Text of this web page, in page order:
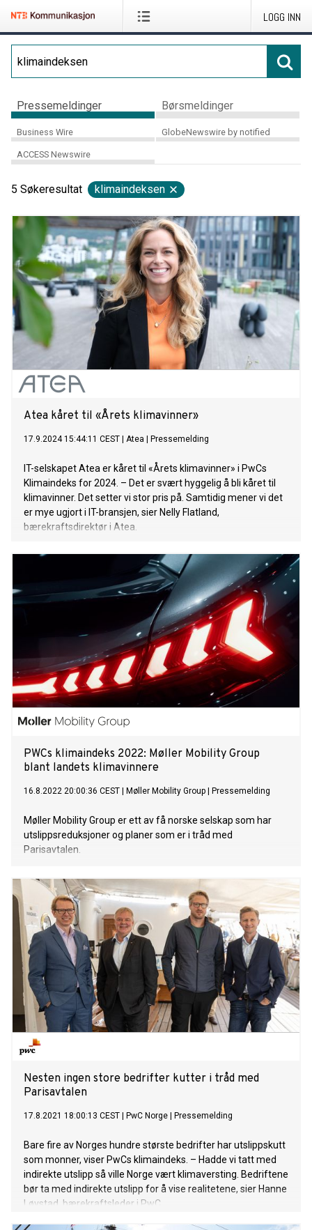
LOGG INN
Pressemeldinger Børsmeldinger
Business Wire GlobeNewswire by notified
ACCESS Newswire
5 Søkeresultat klimaindeksen
Atea kåret til «Årets klimavinner»
17.9.2024 15:44:11 CEST Atea Pressemelding
IT-selskapet Atea er kåret til «Årets klimavinner» i PwCs
Klimaindeks for 2024. – Det er svært hyggelig å bli kåret til
klimavinner. Det setter vi stor pris på. Samtidig mener vi det
er mye ugjort i IT-bransjen, sier Nelly Flatland,
bærekraftsdirektør i Atea.
PWCs klimaindeks 2022: Møller Mobility Group
blant landets klimavinnere
16.8.2022 20:00:36 CEST Møller Mobility Group Pressemelding
Møller Mobility Group er ett av få norske selskap som har
utslippsreduksjoner og planer som er i tråd med
Parisavtalen.
Nesten ingen store bedrifter kutter i tråd med
Parisavtalen
17.8.2021 18:00:13 CEST PwC Norge Pressemelding
Bare fire av Norges hundre største bedrifter har utslippskutt
som monner, viser PwCs klimaindeks. – Hadde vi tatt med
indirekte utslipp så ville Norge vært klimaversting. Bedriftene
bør ta med indirekte utslipp for å vise realitetene, sier Hanne
Løvstad, bærekraftsleder i PwC.